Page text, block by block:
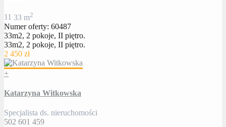
11 33 m2
Numer oferty: 60487
33m2, 2 pokoje, II piętro.
33m2, 2 pokoje, II piętro.
2 450 zł
+
Katarzyna Witkowska
Specjalista ds. nieruchomości
502 601 459